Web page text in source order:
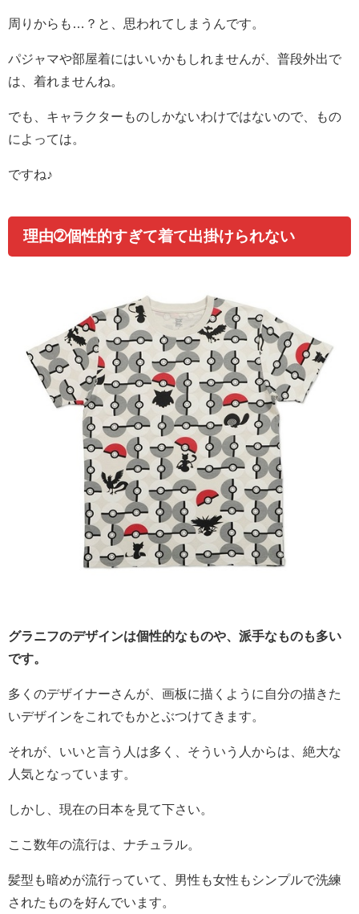
周りからも…？と、思われてしまうんです。
パジャマや部屋着にはいいかもしれませんが、普段外出で
は、着れませんね。
でも、キャラクターものしかないわけではないので、もの
によっては。
ですね♪
理由➁個性的すぎて着て出掛けられない
グラニフのデザインは個性的なものや、派手なものも多い
です。
多くのデザイナーさんが、画板に描くように自分の描きた
いデザインをこれでもかとぶつけてきます。
それが、いいと言う人は多く、そういう人からは、絶大な
人気となっています。
しかし、現在の日本を見て下さい。
ここ数年の流行は、ナチュラル。
髪型も暗めが流行っていて、男性も女性もシンプルで洗練
されたものを好んでいます。